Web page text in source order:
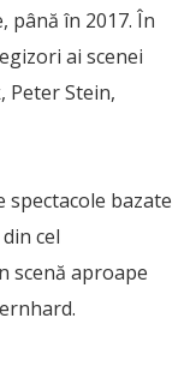
până în 2017. În
ai scenei
Peter Stein,
spectacole bazate
cel
scenă aproape